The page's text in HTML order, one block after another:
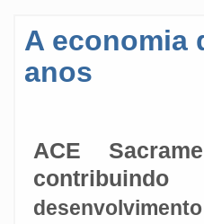
A economia
anos
ACE